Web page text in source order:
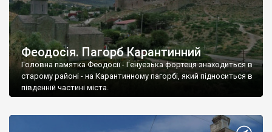
Феодосія. Пагорб Карантинний
Головна памятка Феодосії - Генуезька фортеця знаходиться в
старому районі - на Карантинному пагорбі, який підноситься в
південній частині міста.